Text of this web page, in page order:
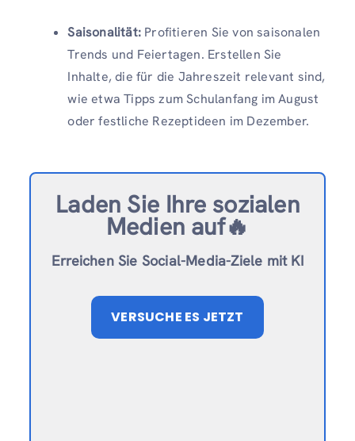
Saisonalität: Profitieren Sie von saisonalen
Trends und Feiertagen. Erstellen Sie
Inhalte, die für die Jahreszeit relevant sind,
wie etwa Tipps zum Schulanfang im August
oder festliche Rezeptideen im Dezember.
Laden Sie Ihre sozialen
Medien auf🔥
Erreichen Sie Social-Media-Ziele mit KI
VERSUCHE ES JETZT